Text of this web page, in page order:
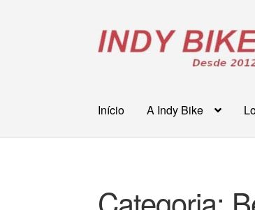
Pular
para
Pular
para
Início
A Indy Bike